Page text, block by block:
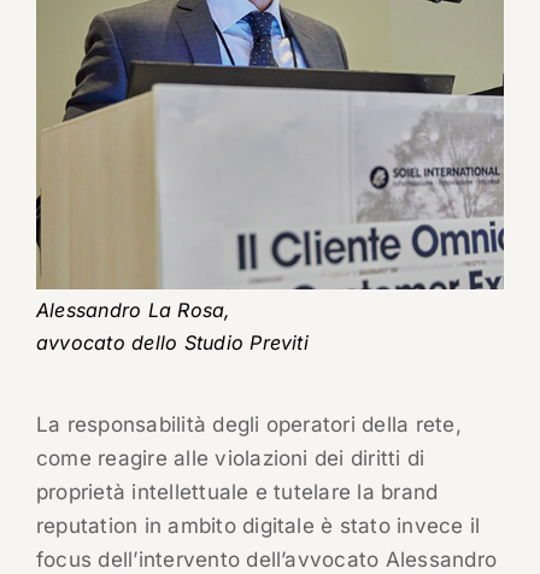
Alessandro La Rosa,
avvocato dello Studio Previti
La responsabilità degli operatori della rete,
come reagire alle violazioni dei diritti di
proprietà intellettuale e tutelare la brand
reputation in ambito digitale è stato invece il
focus dell’intervento dell’avvocato Alessandro